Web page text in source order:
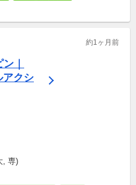
約1ヶ月前
｜
アクシ
, 専)